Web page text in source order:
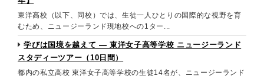
東洋高校（以下、同校）では、生徒一人ひとりの国際的な視野を育
むため、ニュージーランド現地校への1ター...
学びは国境を越えて ― 東洋女子高等学校 ニュージーランド
スタディーツアー（10日間）
都内の私立高校 東洋女子高等学校の生徒14名が、ニュージーランド